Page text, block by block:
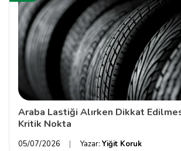
Araba Lastiği Alırken Dikkat
Kritik Nokta
05/07/2026 Yazar: Yiğit Koruk